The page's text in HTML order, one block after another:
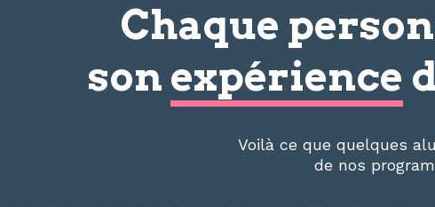
Chaque
son expérience
Voilà ce que quelques
de nos